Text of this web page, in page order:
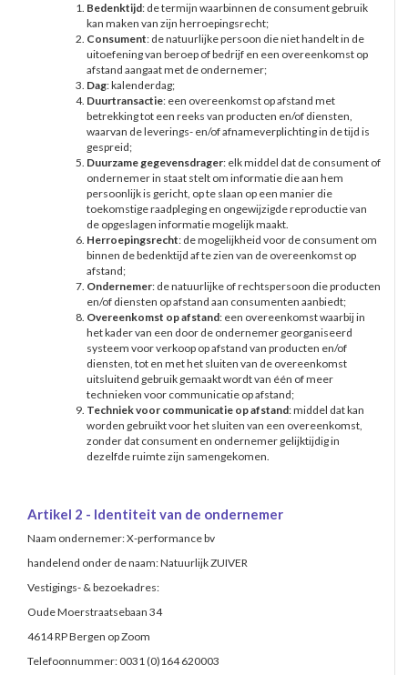
Bedenktijd: de termijn waarbinnen de consument gebruik
kan maken van zijn herroepingsrecht;
Consument: de natuurlijke persoon die niet handelt in de
uitoefening van beroep of bedrijf en een overeenkomst op
afstand aangaat met de ondernemer;
Dag: kalenderdag;
Duurtransactie: een overeenkomst op afstand met
betrekking tot een reeks van producten en/of diensten,
waarvan de leverings- en/of afnameverplichting in de tijd is
gespreid;
Duurzame gegevensdrager: elk middel dat de consument of
ondernemer in staat stelt om informatie die aan hem
persoonlijk is gericht, op te slaan op een manier die
toekomstige raadpleging en ongewijzigde reproductie van
de opgeslagen informatie mogelijk maakt.
Herroepingsrecht: de mogelijkheid voor de consument om
binnen de bedenktijd af te zien van de overeenkomst op
afstand;
Ondernemer: de natuurlijke of rechtspersoon die producten
en/of diensten op afstand aan consumenten aanbiedt;
Overeenkomst op afstand: een overeenkomst waarbij in
het kader van een door de ondernemer georganiseerd
systeem voor verkoop op afstand van producten en/of
diensten, tot en met het sluiten van de overeenkomst
uitsluitend gebruik gemaakt wordt van één of meer
technieken voor communicatie op afstand;
Techniek voor communicatie op afstand: middel dat kan
worden gebruikt voor het sluiten van een overeenkomst,
zonder dat consument en ondernemer gelijktijdig in
dezelfde ruimte zijn samengekomen.
Artikel 2 - Identiteit van de ondernemer
Naam ondernemer: X-performance bv
handelend onder de naam: Natuurlijk ZUIVER
Vestigings- & bezoekadres:
Oude Moerstraatsebaan 34
4614 RP Bergen op Zoom
Telefoonnummer: 0031 (0)164 620003